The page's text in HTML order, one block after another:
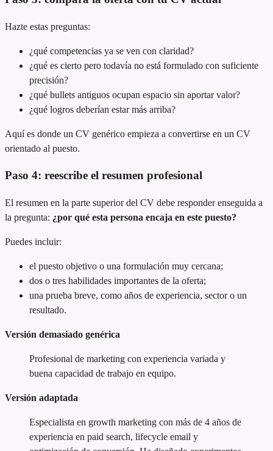
Hazte estas preguntas:
¿qué competencias ya se ven con claridad?
¿qué es cierto pero todavía no está formulado con suficiente
precisión?
¿qué bullets antiguos ocupan espacio sin aportar valor?
¿qué logros deberían estar más arriba?
Aquí es donde un CV genérico empieza a convertirse en un CV
orientado al puesto.
Paso 4: reescribe el resumen profesional
El resumen en la parte superior del CV debe responder enseguida a
la pregunta: ¿por qué esta persona encaja en este puesto?
Puedes incluir:
el puesto objetivo o una formulación muy cercana;
dos o tres habilidades importantes de la oferta;
una prueba breve, como años de experiencia, sector o un
resultado.
Versión demasiado genérica
Profesional de marketing con experiencia variada y
buena capacidad de trabajo en equipo.
Versión adaptada
Especialista en growth marketing con más de 4 años de
experiencia en paid search, lifecycle email y